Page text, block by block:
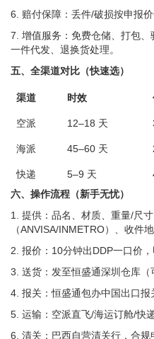
6. 赔付保障：丢件/破损按申报
7. 增值服务：免费仓储、打包
一件代发、退换货处理。
五、全渠道对比（快速选）
渠道 时效
空派 12–18 天
海派 45–60 天
快递 5–9 天
六、操作流程（新手无忧）
1. 提供：品名、材质、重量/尺
（ANVISA/INMETRO）、收件地
2. 报价：10分钟出DDP一口价，
3. 送货：发至恒盛通深圳仓库（
4. 报关：恒盛通包办中国出口报
5. 运输：空派直飞/海运订舱/快
6. 清关：巴西自营清关行，合